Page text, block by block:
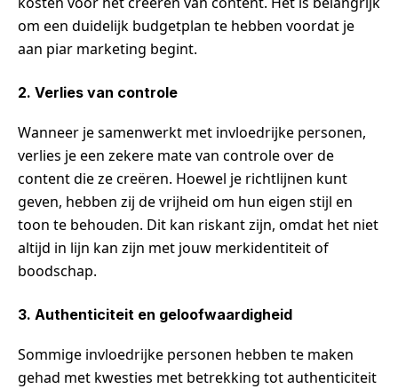
om een duidelijk budgetplan te hebben voordat je
aan piar marketing begint.
2. Verlies van controle
Wanneer je samenwerkt met invloedrijke personen,
verlies je een zekere mate van controle over de
content die ze creëren. Hoewel je richtlijnen kunt
geven, hebben zij de vrijheid om hun eigen stijl en
toon te behouden. Dit kan riskant zijn, omdat het niet
altijd in lijn kan zijn met jouw merkidentiteit of
boodschap.
3. Authenticiteit en geloofwaardigheid
Sommige invloedrijke personen hebben te maken
gehad met kwesties met betrekking tot authenticiteit